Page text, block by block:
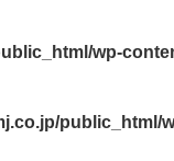
wp-
public_html/